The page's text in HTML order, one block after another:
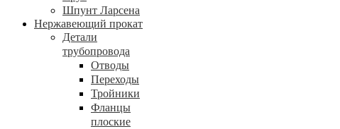
Шпунт Ларсена
Нержавеющий прокат
Детали
трубопровода
Отводы
Переходы
Тройники
Фланцы
плоские